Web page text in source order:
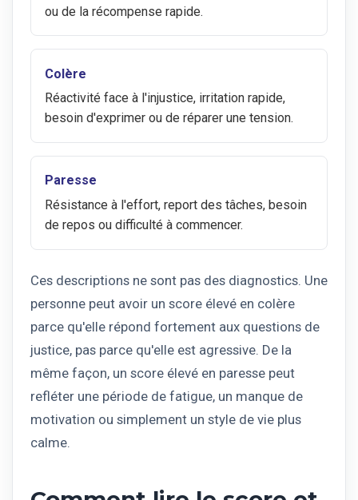
ou de la récompense rapide.
Colère
Réactivité face à l'injustice, irritation rapide,
besoin d'exprimer ou de réparer une tension.
Paresse
Résistance à l'effort, report des tâches, besoin
de repos ou difficulté à commencer.
Ces descriptions ne sont pas des diagnostics. Une
personne peut avoir un score élevé en colère
parce qu'elle répond fortement aux questions de
justice, pas parce qu'elle est agressive. De la
même façon, un score élevé en paresse peut
refléter une période de fatigue, un manque de
motivation ou simplement un style de vie plus
calme.